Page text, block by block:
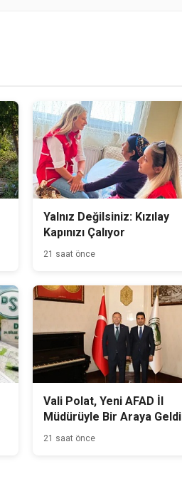
Yalnız Değilsiniz: Kızılay
Kapınızı Çalıyor
21 saat önce
Vali Polat, Yeni AFAD İl
Müdürüyle Bir Araya Geldi
21 saat önce